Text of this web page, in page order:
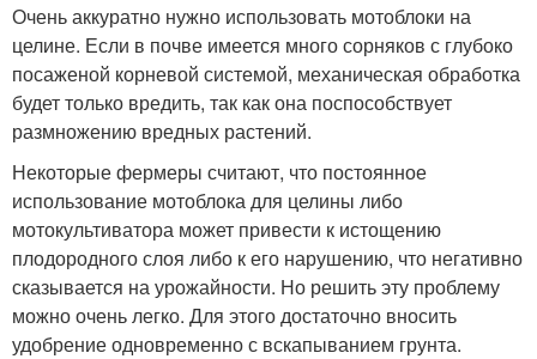
Очень аккуратно нужно использовать мотоблоки на
целине. Если в почве имеется много сорняков с глубоко
посаженой корневой системой, механическая обработка
будет только вредить, так как она поспособствует
размножению вредных растений.
Некоторые фермеры считают, что постоянное
использование мотоблока для целины либо
мотокультиватора может привести к истощению
плодородного слоя либо к его нарушению, что негативно
сказывается на урожайности. Но решить эту проблему
можно очень легко. Для этого достаточно вносить
удобрение одновременно с вскапыванием грунта.